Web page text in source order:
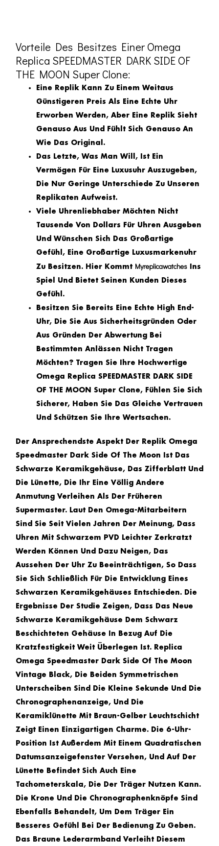
Vorteile Des Besitzes Einer Omega
Replica SPEEDMASTER DARK SIDE OF
THE MOON Super Clone:
Eine Replik Kann Zu Einem Weitaus
Günstigeren Preis Als Eine Echte Uhr
Erworben Werden, Aber Eine Replik Sieht
Genauso Aus Und Fühlt Sich Genauso An
Wie Das Original.
Das Letzte, Was Man Will, Ist Ein
Vermögen Für Eine Luxusuhr Auszugeben,
Die Nur Geringe Unterschiede Zu Unseren
Replikaten Aufweist.
Viele Uhrenliebhaber Möchten Nicht
Tausende Von Dollars Für Uhren Ausgeben
Und Wünschen Sich Das Großartige
Gefühl, Eine Großartige Luxusmarkenuhr
Zu Besitzen. Hier Kommt Myreplicawatches Ins
Spiel Und Bietet Seinen Kunden Dieses
Gefühl.
Besitzen Sie Bereits Eine Echte High End-
Uhr, Die Sie Aus Sicherheitsgründen Oder
Aus Gründen Der Abwertung Bei
Bestimmten Anlässen Nicht Tragen
Möchten? Tragen Sie Ihre Hochwertige
Omega Replica SPEEDMASTER DARK SIDE
OF THE MOON Super Clone, Fühlen Sie Sich
Sicherer, Haben Sie Das Gleiche Vertrauen
Und Schützen Sie Ihre Wertsachen.
Der Ansprechendste Aspekt Der Replik Omega
Speedmaster Dark Side Of The Moon Ist Das
Schwarze Keramikgehäuse, Das Zifferblatt Und
Die Lünette, Die Ihr Eine Völlig Andere
Anmutung Verleihen Als Der Früheren
Supermaster. Laut Den Omega-Mitarbeitern
Sind Sie Seit Vielen Jahren Der Meinung, Dass
Uhren Mit Schwarzem PVD Leichter Zerkratzt
Werden Können Und Dazu Neigen, Das
Aussehen Der Uhr Zu Beeinträchtigen, So Dass
Sie Sich Schließlich Für Die Entwicklung Eines
Schwarzen Keramikgehäuses Entschieden. Die
Ergebnisse Der Studie Zeigen, Dass Das Neue
Schwarze Keramikgehäuse Dem Schwarz
Beschichteten Gehäuse In Bezug Auf Die
Kratzfestigkeit Weit Überlegen Ist. Replica
Omega Speedmaster Dark Side Of The Moon
Vintage Black, Die Beiden Symmetrischen
Unterscheiben Sind Die Kleine Sekunde Und Die
Chronographenanzeige, Und Die
Keramiklünette Mit Braun-Gelber Leuchtschicht
Zeigt Einen Einzigartigen Charme. Die 6-Uhr-
Position Ist Außerdem Mit Einem Quadratischen
Datumsanzeigefenster Versehen, Und Auf Der
Lünette Befindet Sich Auch Eine
Tachometerskala, Die Der Träger Nutzen Kann.
Die Krone Und Die Chronographenknöpfe Sind
Ebenfalls Behandelt, Um Dem Träger Ein
Besseres Gefühl Bei Der Bedienung Zu Geben.
Das Braune Lederarmband Verleiht Diesem